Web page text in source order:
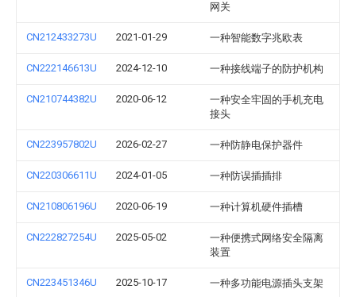
网关
CN212433273U 2021-01-29 一种智能数字兆欧表
CN222146613U 2024-12-10 一种接线端子的防护机构
CN210744382U 2020-06-12
一种安全牢固的手机充电
接头
CN223957802U 2026-02-27 一种防静电保护器件
CN220306611U 2024-01-05 一种防误插插排
CN210806196U 2020-06-19 一种计算机硬件插槽
CN222827254U 2025-05-02
一种便携式网络安全隔离
装置
CN223451346U 2025-10-17 一种多功能电源插头支架